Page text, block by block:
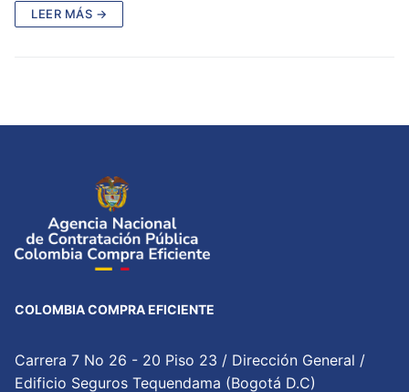
LEER MÁS →
COLOMBIA COMPRA EFICIENTE
Carrera 7 No 26 - 20 Piso 23 / Dirección General /
Edificio Seguros Tequendama (Bogotá D.C)